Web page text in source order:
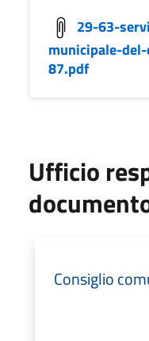
29-63-
municipale-
87.pdf
Ufficio
Consiglio